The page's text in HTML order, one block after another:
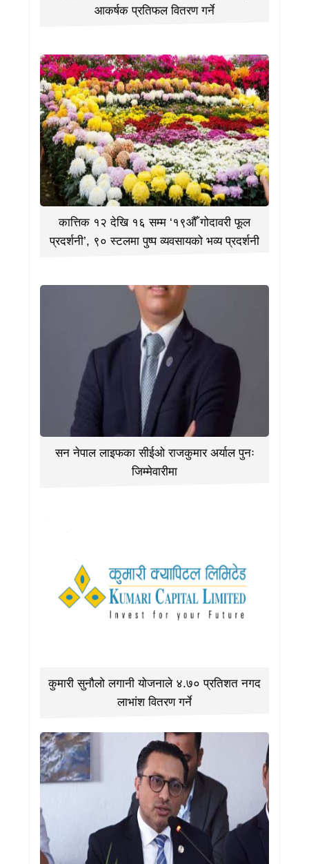
आकर्षक प्रतिफल वितरण गर्ने
कात्तिक १२ देखि १६ सम्म ‘१९औँ गोदावरी फूल
प्रदर्शनी’, ९० स्टलमा पुष्प व्यवसायको भव्य प्रदर्शनी
सन नेपाल लाइफका सीईओ राजकुमार अर्याल पुनः
जिम्मेवारीमा
कुमारी सुनौलो लगानी योजनाले ४.७० प्रतिशत नगद
लाभांश वितरण गर्ने